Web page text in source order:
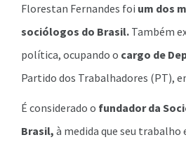
Florestan Fernandes foi um dos
sociólogos do Brasil. Também
política, ocupando o cargo de
Partido dos Trabalhadores (PT),
É considerado o fundador da
Brasil, à medida que seu trabalho